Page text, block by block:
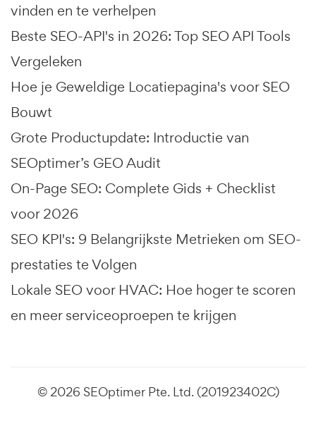
vinden en te verhelpen
Beste SEO-API's in 2026: Top SEO API Tools
Vergeleken
Hoe je Geweldige Locatiepagina's voor SEO
Bouwt
Grote Productupdate: Introductie van
SEOptimer’s GEO Audit
On-Page SEO: Complete Gids + Checklist
voor 2026
SEO KPI's: 9 Belangrijkste Metrieken om SEO-
prestaties te Volgen
Lokale SEO voor HVAC: Hoe hoger te scoren
en meer serviceoproepen te krijgen
© 2026 SEOptimer Pte. Ltd. (201923402C)